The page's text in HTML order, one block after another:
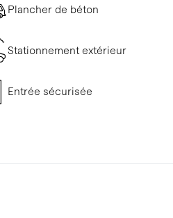
Plancher de béton
Stationnement extérieur
Entrée sécurisée